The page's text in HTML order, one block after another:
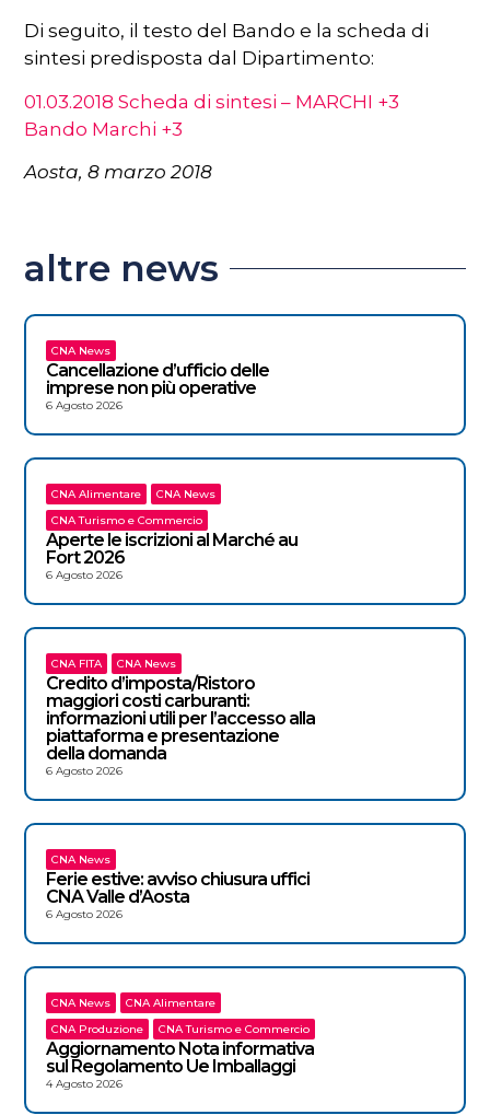
Di seguito, il testo del Bando e la scheda di
sintesi predisposta dal Dipartimento:
01.03.2018 Scheda di sintesi – MARCHI +3
Bando Marchi +3
Aosta, 8 marzo 2018
altre news
CNA News
Cancellazione d’ufficio delle
imprese non più operative
6 Agosto 2026
CNA Alimentare
CNA News
CNA Turismo e Commercio
Aperte le iscrizioni al Marché au
Fort 2026
6 Agosto 2026
CNA FITA CNA News
Credito d’imposta/Ristoro
maggiori costi carburanti:
informazioni utili per l’accesso alla
piattaforma e presentazione
della domanda
6 Agosto 2026
CNA News
Ferie estive: avviso chiusura uffici
CNA Valle d’Aosta
6 Agosto 2026
CNA News
CNA Alimentare
CNA Produzione
CNA Turismo e Commercio
Aggiornamento Nota informativa
sul Regolamento Ue Imballaggi
4 Agosto 2026